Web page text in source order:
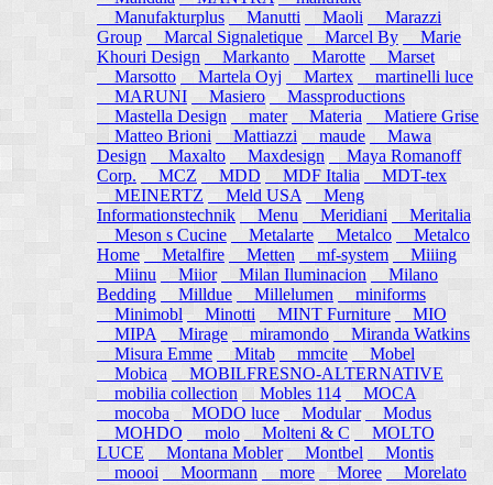
Manufakturplus
Manutti Maoli
Marazzi
Group
Marcal Signaletique Marcel By
Marie
Khouri Design
Markanto Marotte
Marset
Marsotto
Martela Oyj Martex
martinelli luce
MARUNI
Masiero
Massproductions
Mastella Design
mater Materia
Matiere Grise
Matteo Brioni
Mattiazzi maude
Mawa
Design
Maxalto Maxdesign
Maya Romanoff
Corp.
MCZ MDD MDF Italia
MDT-tex
MEINERTZ
Meld USA
Meng
Informationstechnik
Menu Meridiani
Meritalia
Meson s Cucine
Metalarte Metalco
Metalco
Home Metalfire Metten mf-system
Miiing
Miinu
Miior Milan Iluminacion
Milano
Bedding
Milldue Millelumen
miniforms
Minimobl Minotti MINT Furniture
MIO
MIPA
Mirage miramondo
Miranda Watkins
Misura Emme
Mitab mmcite
Mobel
Mobica
MOBILFRESNO-ALTERNATIVE
mobilia collection
Mobles 114
MOCA
mocoba
MODO luce Modular
Modus
MOHDO
molo Molteni & C
MOLTO
LUCE
Montana Mobler Montbel
Montis
moooi
Moormann more Moree
Morelato